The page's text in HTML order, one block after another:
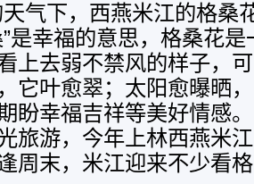
气下，西燕米江的格桑
”是幸福的意思，格桑花
上去弱不禁风的样子，
它叶愈翠；太阳愈曝晒
盼幸福吉祥等美好情感
旅游，今年上林西燕米
周末，米江迎来不少看